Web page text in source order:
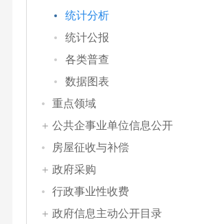
统计分析
统计公报
各类普查
数据图表
重点领域
公共企事业单位信息公开
房屋征收与补偿
政府采购
行政事业性收费
政府信息主动公开目录